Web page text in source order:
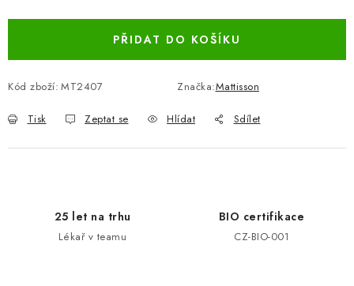
PŘIDAT DO KOŠÍKU
Kód zboží: MT2407 Značka:Mattisson
Tisk Zeptat se Hlídat Sdílet
25 let na trhu
Lékař v teamu
BIO certifikace
CZ-BIO-001